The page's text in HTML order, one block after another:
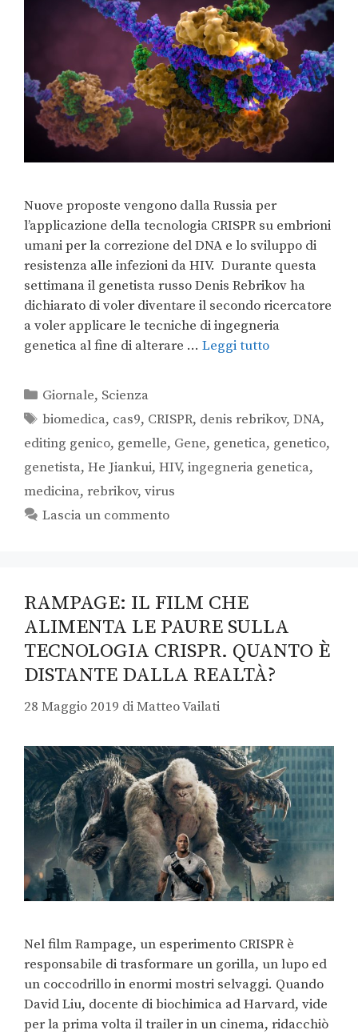
Nuove proposte vengono dalla Russia per
l’applicazione della tecnologia CRISPR su embrioni
umani per la correzione del DNA e lo sviluppo di
resistenza alle infezioni da HIV. Durante questa
settimana il genetista russo Denis Rebrikov ha
dichiarato di voler diventare il secondo ricercatore
a voler applicare le tecniche di ingegneria
genetica al fine di alterare … Leggi tutto
Giornale, Scienza
biomedica, cas9, CRISPR, denis rebrikov,DNA,
editing genico, gemelle, Gene, genetica, genetico,
genetista, He Jiankui, HIV, ingegneria genetica,
medicina, rebrikov, virus
Lascia un commento
RAMPAGE: IL FILM CHE
ALIMENTA LE PAURE SULLA
TECNOLOGIA CRISPR. QUANTO È
DISTANTE DALLA REALTÀ?
28 Maggio 2019 diMatteo Vailati
Nel film Rampage, un esperimento CRISPR è
responsabile di trasformare un gorilla, un lupo ed
un coccodrillo in enormi mostri selvaggi. Quando
David Liu, docente di biochimica ad Harvard, vide
per la prima volta il trailer in un cinema, ridacchiò